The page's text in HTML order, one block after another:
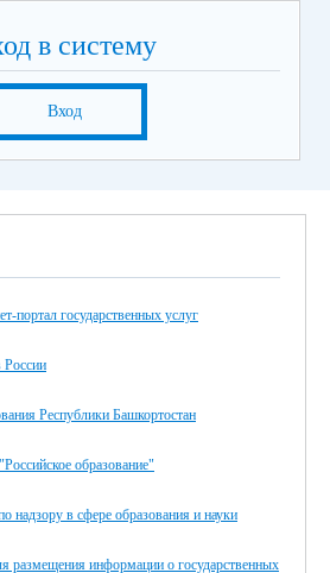
на выбор выпускника (кроме
образование по адаптированной
программе, в 2026 году
учебным предметам «Русский язык»,
учебным предметам «Математика»,
– по учебному предмету «Труд
успехов!!!
в систему
Вход
портал государственных услуг
России
Республики Башкортостан
образование"
надзору в сфере образования и науки
размещения информации о государственных